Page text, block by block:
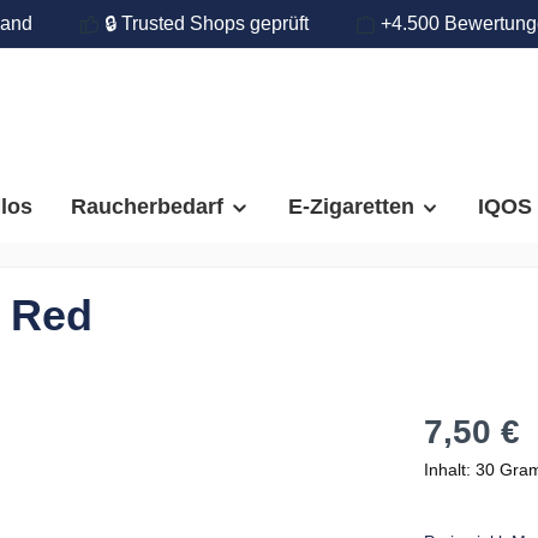
🔒 Trusted Shops geprüft +4.500
Raucherbedarf E-Zigaretten IQOS
7,50 €
Inhalt: 30